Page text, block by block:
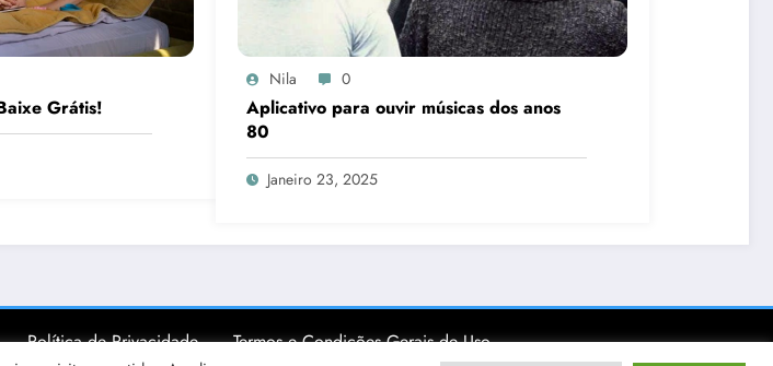
Grátis!
Nila 0
Aplicativo para ouvir músicas dos anos
80
Janeiro 23, 2025
Política de Privacidade Termos e Condições Gerais de Uso